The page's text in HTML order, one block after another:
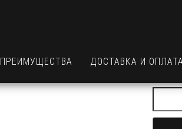
ПРЕИМУЩЕСТВА ДОСТАВКА И ОПЛАТА